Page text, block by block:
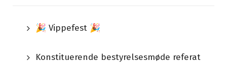
🎉 Vippefest 🎉
Konstituerende bestyrelsesmøde referat